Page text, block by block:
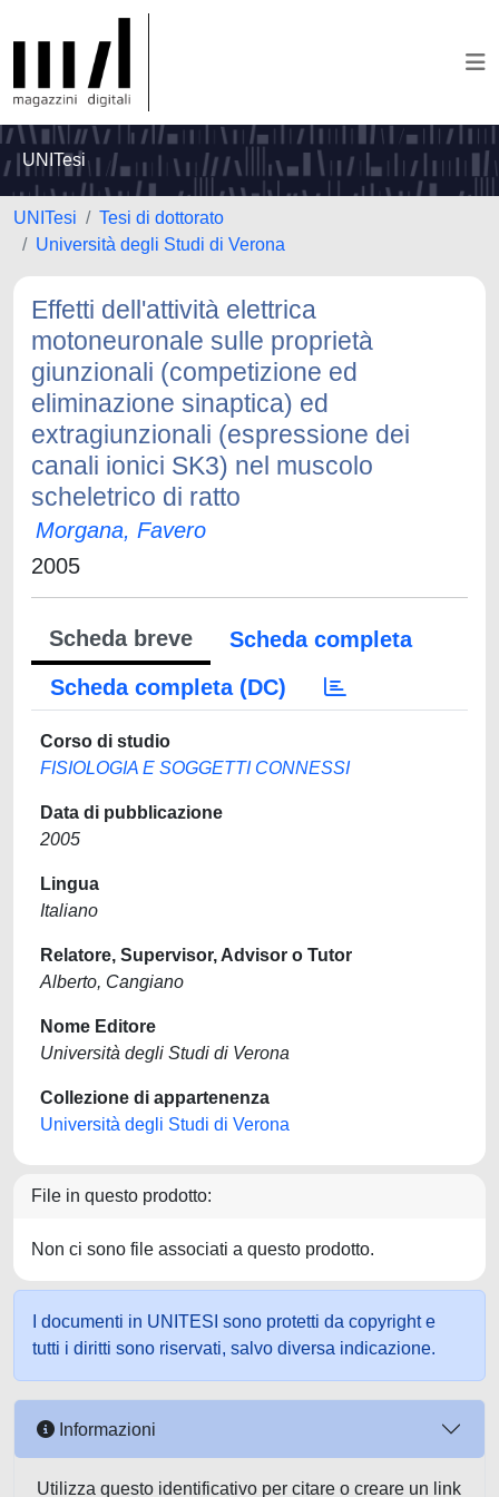
UNITesi
UNITesi
Tesi di dottorato
Università degli Studi di Verona
Effetti dell'attività elettrica
motoneuronale sulle proprietà
giunzionali (competizione ed
eliminazione sinaptica) ed
extragiunzionali (espressione dei
canali ionici SK3) nel muscolo
scheletrico di ratto
Morgana, Favero
2005
Scheda breve
Scheda completa
Scheda completa (DC)
Corso di studio
FISIOLOGIA E SOGGETTI CONNESSI
Data di pubblicazione
2005
Lingua
Italiano
Relatore, Supervisor, Advisor o Tutor
Alberto, Cangiano
Nome Editore
Università degli Studi di Verona
Collezione di appartenenza
Università degli Studi di Verona
File in questo prodotto:
Non ci sono file associati a questo prodotto.
I documenti in UNITESI sono protetti da copyright e
tutti i diritti sono riservati, salvo diversa indicazione.
Informazioni
Utilizza questo identificativo per citare o creare un link